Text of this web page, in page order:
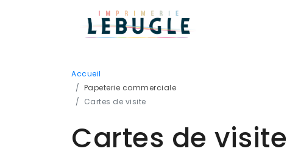
Accueil
Papeterie commerciale
Cartes de visite
Cartes de visite